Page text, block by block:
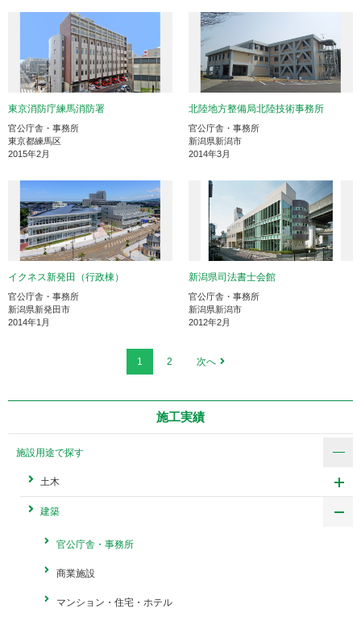
東京消防庁練馬消防署
官公庁舎・事務所
東京都練馬区
2015年2月
北陸地方整備局北陸技術事務所
官公庁舎・事務所
新潟県新潟市
2014年3月
イクネス新発田（行政棟）
官公庁舎・事務所
新潟県新発田市
2014年1月
新潟県司法書士会館
官公庁舎・事務所
新潟県新潟市
2012年2月
1 2 次へ
施工実績
施設用途で探す
土木
建築
官公庁舎・事務所
商業施設
マンション・住宅・ホテル